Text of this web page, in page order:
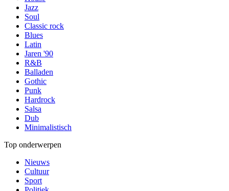
Jazz
Soul
Classic rock
Blues
Latin
Jaren '90
R&B
Balladen
Gothic
Punk
Hardrock
Salsa
Dub
Minimalistisch
Top onderwerpen
Nieuws
Cultuur
Sport